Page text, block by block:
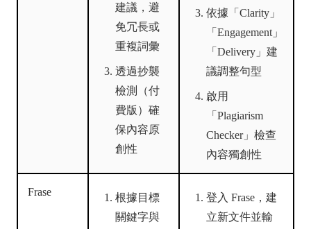
建議，避
免冗長或
重複詞彙
透過抄襲
檢測（付
費版）確
保內容原
創性
依據「Clarity」
「Engagement」
「Delivery」建
議調整句型
啟用
「Plagiarism
Checker」檢查
內容獨創性
Frase
根據目標
關鍵字與
登入 Frase，建
立新文件並輸